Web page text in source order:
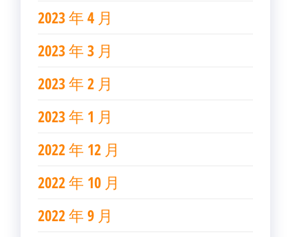
2023 年 4 月
2023 年 3 月
2023 年 2 月
2023 年 1 月
2022 年 12 月
2022 年 10 月
2022 年 9 月